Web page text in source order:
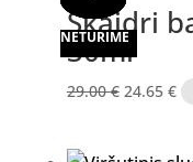
NETURIME
Skaidri
30ml
29.00€ Original
24.65 €
NETURIME